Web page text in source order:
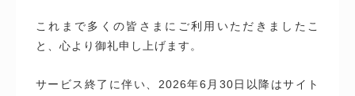
これまで多くの皆さまにご利用いただきましたこ
と、心より御礼申し上げます。
サービス終了に伴い、2026年6月30日以降はサイト